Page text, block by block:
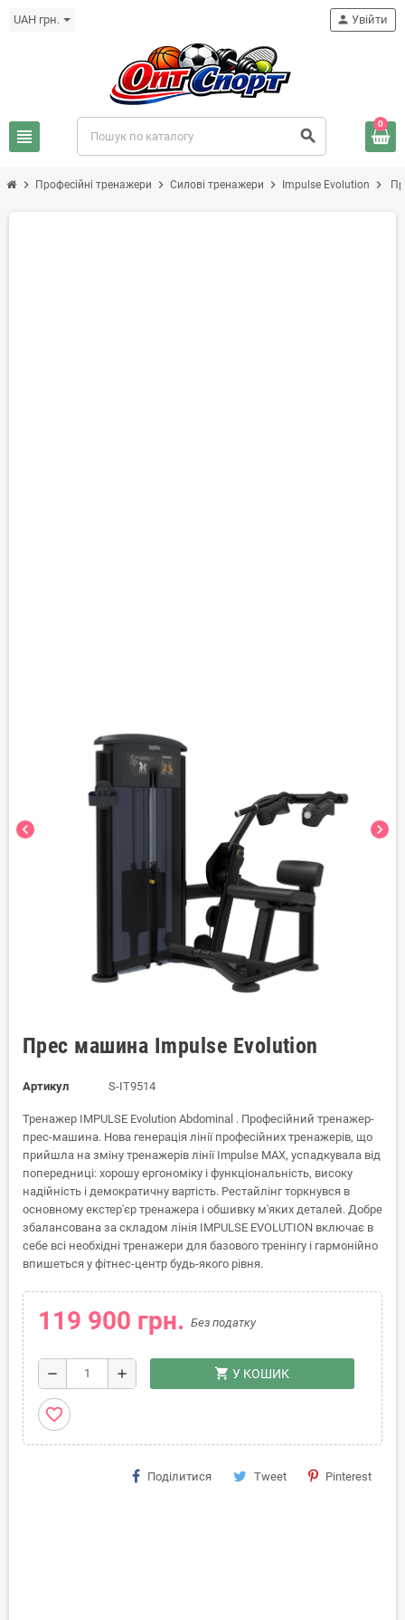
UAH грн.
view_headline search
person Увійти
0
chevron_right Професійні тренажери chevron_right Силові тренажери chevron_right Impulse Evolution chevron_right
chevron_left chevron_right
Прес машина Impulse Evolution
Артикул S-IT9514
Тренажер IMPULSE Evolution Abdominal . Професійний тренажер-
прес-машина. Нова генерація лінії професійних тренажерів, що
прийшла на зміну тренажерів лінії Impulse MAX, успадкувала від
попередниці: хорошу ергономіку і функціональність, високу
надійність і демократичну вартість. Рестайлінг торкнувся в
основному екстер'єр тренажера і обшивку м'яких деталей. Добре
збалансована за складом лінія IMPULSE EVOLUTION включає в
себе всі необхідні тренажери для базового тренінгу і гармонійно
впишеться у фітнес-центр будь-якого рівня.
119 900 грн. Без податку
remove add shopping_cart У КОШИК
favorite_border
Поділитися Tweet Pinterest